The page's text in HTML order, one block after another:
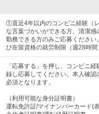
①直近4年以内のコンビニ経験（
な言葉づかいができる方、清潔感
勤務できる方のみご応募くださ
び在留資格の就労制限（週28時間
「応募する」を押し、コンビニ
録し応募してください。本人確認
必須となります。
（利用可能な身分証明書）
運転免許証/マイナンバーカード(